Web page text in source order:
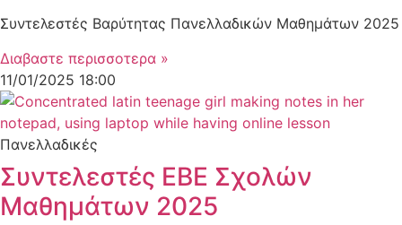
Συντελεστές Βαρύτητας Πανελλαδικών Μαθημάτων 2025
Διαβαστε περισσοτερα »
11/01/2025 18:00
Πανελλαδικές
Συντελεστές ΕΒΕ Σχολών
Μαθημάτων 2025